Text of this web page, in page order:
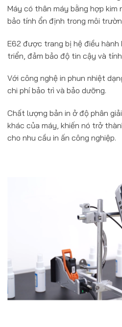
Máy có thân máy bằng hợp kim
bảo tính ổn định trong môi
E62 được trang bị hệ điều
triển, đảm bảo độ tin cậy và
Với công nghệ in phun nhiệt
chi phí bảo trì và bảo dưỡng.
Chất lượng bản in ở độ phân
khác của máy, khiến nó trở
cho nhu cầu in ấn công nghiệp.